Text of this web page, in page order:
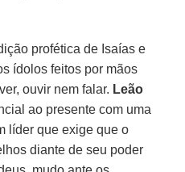
profética de Isaías e
ídolos feitos por mãos
ouvir nem falar. Leão
ao presente com uma
líder que exige que o
diante de seu poder